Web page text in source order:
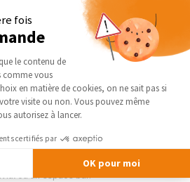
une organisation très fluide des
se retrouve littéralement au
qui limite les déplacements superflus
C’est une configuration idéale pour
tout simplement profiter d’un grand
dans les cuisines fermées ou
clairement l’espace sans pour
Il est aussi possible d’intégrer un
sur l’une des branches du "U" pour
ou un espace bar.
fois
du
le contenu de
comme vous
en matière de cookies, on ne sait pas si
visite ou non. Vous pouvez même
autorisez à lancer.
certifiés par
OK pour moi
consent